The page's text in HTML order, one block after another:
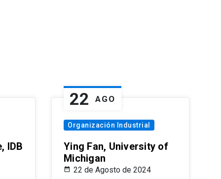
IDB
22 AGO
Organización Industrial
Ying Fan, University of
Michigan
22 de Agosto de 2024